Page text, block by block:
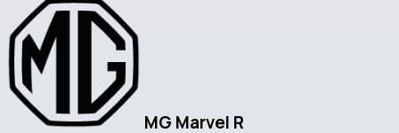
MG Marvel R